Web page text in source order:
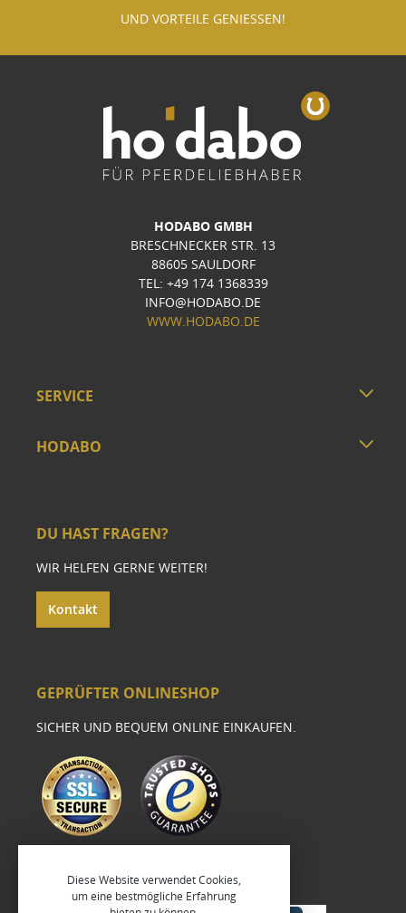
UND VORTEILE GENIESSEN!
HODABO GMBH
BRESCHNECKER STR. 13
88605 SAULDORF
TEL: +49 174 1368339
INFO@HODABO.DE
WWW.HODABO.DE
SERVICE
HODABO
DU HAST FRAGEN?
WIR HELFEN GERNE WEITER!
Kontakt
GEPRÜFTER ONLINESHOP
SICHER UND BEQUEM ONLINE EINKAUFEN.
Diese Website verwendet Cookies,
um eine bestmögliche Erfahrung